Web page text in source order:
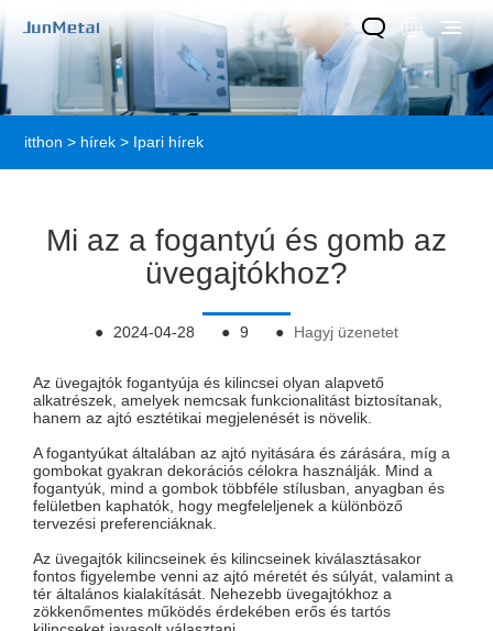
itthon > hírek > Ipari hírek
Mi az a fogantyú és gomb az
üvegajtókhoz?
● 2024-04-28 ● 9 ● Hagyj üzenetet
Az üvegajtók fogantyúja és kilincsei olyan alapvető
alkatrészek, amelyek nemcsak funkcionalitást biztosítanak,
hanem az ajtó esztétikai megjelenését is növelik.
A fogantyúkat általában az ajtó nyitására és zárására, míg a
gombokat gyakran dekorációs célokra használják. Mind a
fogantyúk, mind a gombok többféle stílusban, anyagban és
felületben kaphatók, hogy megfeleljenek a különböző
tervezési preferenciáknak.
Az üvegajtók kilincseinek és kilincseinek kiválasztásakor
fontos figyelembe venni az ajtó méretét és súlyát, valamint a
tér általános kialakítását. Nehezebb üvegajtókhoz a
zökkenőmentes működés érdekében erős és tartós